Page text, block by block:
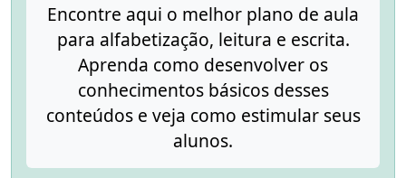
Encontre aqui o melhor plano de aula
para alfabetização, leitura e escrita.
Aprenda como desenvolver os
conhecimentos básicos desses
conteúdos e veja como estimular seus
alunos.